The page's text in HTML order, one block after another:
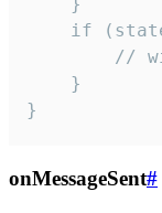
    }
if
//
    }
}
onMessageSent#